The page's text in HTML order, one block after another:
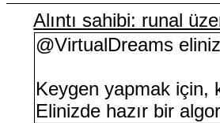
Alıntı sahibi: runal
@VirtualDreams
Keygen yapmak için,
Elinizde hazır bir